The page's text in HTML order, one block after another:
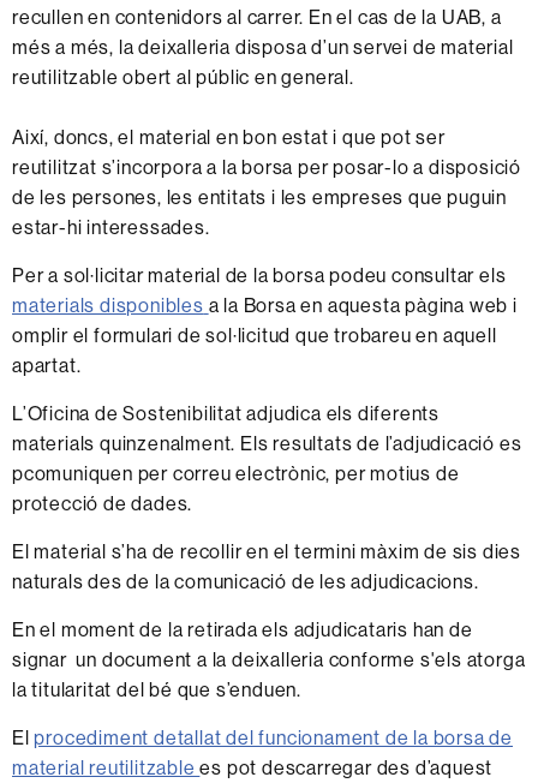
recullen en contenidors al carrer. En el cas de la UAB, a
més a més, la deixalleria disposa d’un servei de material
reutilitzable obert al públic en general.
Així, doncs, el material en bon estat i que pot ser
reutilitzat s’incorpora a la borsa per posar-lo a disposició
de les persones, les entitats i les empreses que puguin
estar-hi interessades.
Per a sol·licitar material de la borsa podeu consultar els
materials disponibles a la Borsa en aquesta pàgina web i
omplir el formulari de sol·licitud que trobareu en aquell
apartat.
L’Oficina de Sostenibilitat adjudica els diferents
materials quinzenalment. Els resultats de l’adjudicació es
pcomuniquen per correu electrònic, per motius de
protecció de dades.
El material s’ha de recollir en el termini màxim de sis dies
naturals des de la comunicació de les adjudicacions.
En el moment de la retirada els adjudicataris han de
signar un document a la deixalleria conforme s'els atorga
la titularitat del bé que s’enduen.
Elprocediment detallat del funcionament de la borsa de
material reutilitzablees pot descarregar des d’aquest